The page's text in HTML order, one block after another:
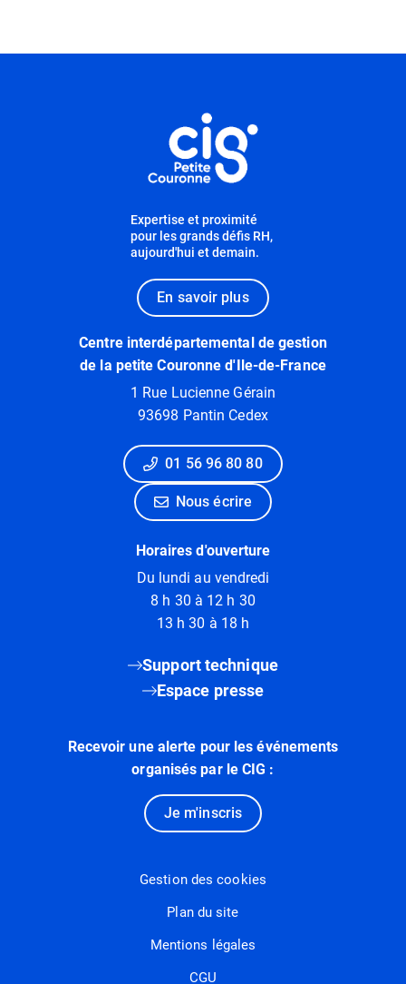
Expertise et proximité
pour les grands défis RH,
aujourd'hui et demain.
En savoir plus
Centre interdépartemental de gestion
de la petite Couronne d'Ile-de-France
1 Rue Lucienne Gérain
93698 Pantin Cedex
01 56 96 80 80
Nous écrire
Horaires d'ouverture
Du lundi au vendredi
8 h 30 à 12 h 30
13 h 30 à 18 h
Support technique
Espace presse
Recevoir une alerte pour les événements
organisés par le CIG :
Je m'inscris
Gestion des cookies
Plan du site
Mentions légales
CGU